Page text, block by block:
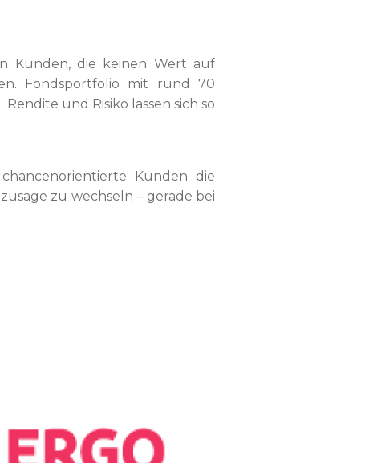
Kunden, die keinen Wert auf
Fondsportfolio mit rund 70
und Risiko lassen sich so
Kunden die
zu wechseln – gerade bei